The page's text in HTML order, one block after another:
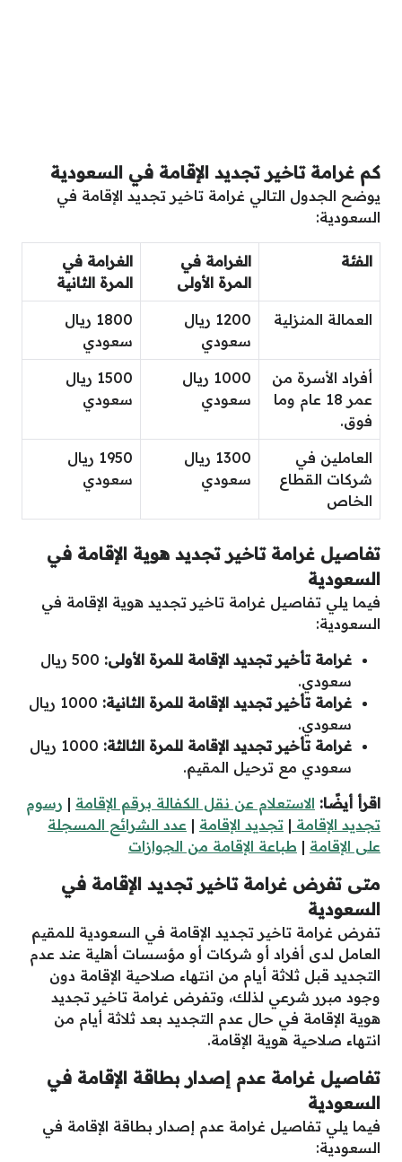
كم غرامة تاخير تجديد الإقامة في السعودية
يوضح الجدول التالي غرامة تاخير تجديد الإقامة في
السعودية:
الفئة
الغرامة في
المرة الأولى
الغرامة في
المرة الثانية
العمالة المنزلية
1200 ريال
سعودي
1800 ريال
سعودي
أفراد الأسرة من
عمر 18 عام وما
فوق.
1000 ريال
سعودي
1500 ريال
سعودي
العاملين في
شركات القطاع
الخاص
1300 ريال
سعودي
1950 ريال
سعودي
تفاصيل غرامة تاخير تجديد هوية الإقامة في
السعودية
فيما يلي تفاصيل غرامة تاخير تجديد هوية الإقامة في
السعودية:
غرامة تأخير تجديد الإقامة للمرة الأولى:
500 ريال
سعودي.
غرامة تأخير تجديد الإقامة للمرة الثانية:
1000 ريال
سعودي.
غرامة تأخير تجديد الإقامة للمرة الثالثة:
1000 ريال
سعودي مع ترحيل المقيم.
اقرأ أيضًا: الاستعلام عن نقل الكفالة برقم الإقامة | رسوم
تجديد الإقامة | تجديد الإقامة | عدد الشرائح المسجلة
على الإقامة | طباعة الإقامة من الجوازات
متى تفرض غرامة تاخير تجديد الإقامة في
السعودية
تفرض غرامة تاخير تجديد الإقامة في السعودية للمقيم
العامل لدى أفراد أو شركات أو مؤسسات أهلية عند عدم
التجديد قبل ثلاثة أيام من انتهاء صلاحية الإقامة دون
وجود مبرر شرعي لذلك، وتفرض غرامة تاخير تجديد
هوية الإقامة في حال عدم التجديد بعد ثلاثة أيام من
انتهاء صلاحية هوية الإقامة.
تفاصيل غرامة عدم إصدار بطاقة الإقامة في
السعودية
فيما يلي تفاصيل غرامة عدم إصدار بطاقة الإقامة في
السعودية: